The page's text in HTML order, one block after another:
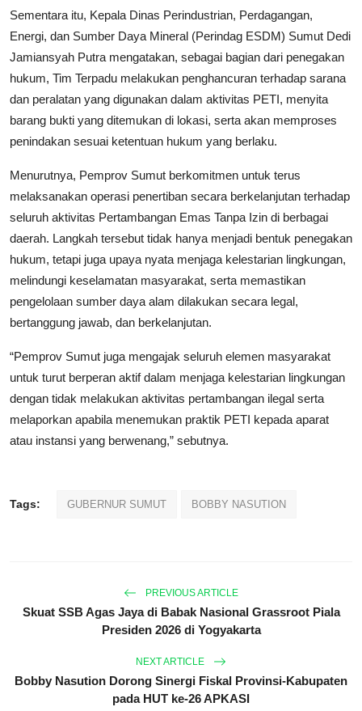
Sementara itu, Kepala Dinas Perindustrian, Perdagangan,
Energi, dan Sumber Daya Mineral (Perindag ESDM) Sumut Dedi
Jamiansyah Putra mengatakan, sebagai bagian dari penegakan
hukum, Tim Terpadu melakukan penghancuran terhadap sarana
dan peralatan yang digunakan dalam aktivitas PETI, menyita
barang bukti yang ditemukan di lokasi, serta akan memproses
penindakan sesuai ketentuan hukum yang berlaku.
Menurutnya, Pemprov Sumut berkomitmen untuk terus
melaksanakan operasi penertiban secara berkelanjutan terhadap
seluruh aktivitas Pertambangan Emas Tanpa Izin di berbagai
daerah. Langkah tersebut tidak hanya menjadi bentuk penegakan
hukum, tetapi juga upaya nyata menjaga kelestarian lingkungan,
melindungi keselamatan masyarakat, serta memastikan
pengelolaan sumber daya alam dilakukan secara legal,
bertanggung jawab, dan berkelanjutan.
“Pemprov Sumut juga mengajak seluruh elemen masyarakat
untuk turut berperan aktif dalam menjaga kelestarian lingkungan
dengan tidak melakukan aktivitas pertambangan ilegal serta
melaporkan apabila menemukan praktik PETI kepada aparat
atau instansi yang berwenang,” sebutnya.
Tags: GUBERNUR SUMUT BOBBY NASUTION
PREVIOUS ARTICLE
Skuat SSB Agas Jaya di Babak Nasional Grassroot Piala
Presiden 2026 di Yogyakarta
NEXT ARTICLE
Bobby Nasution Dorong Sinergi Fiskal Provinsi-Kabupaten
pada HUT ke-26 APKASI